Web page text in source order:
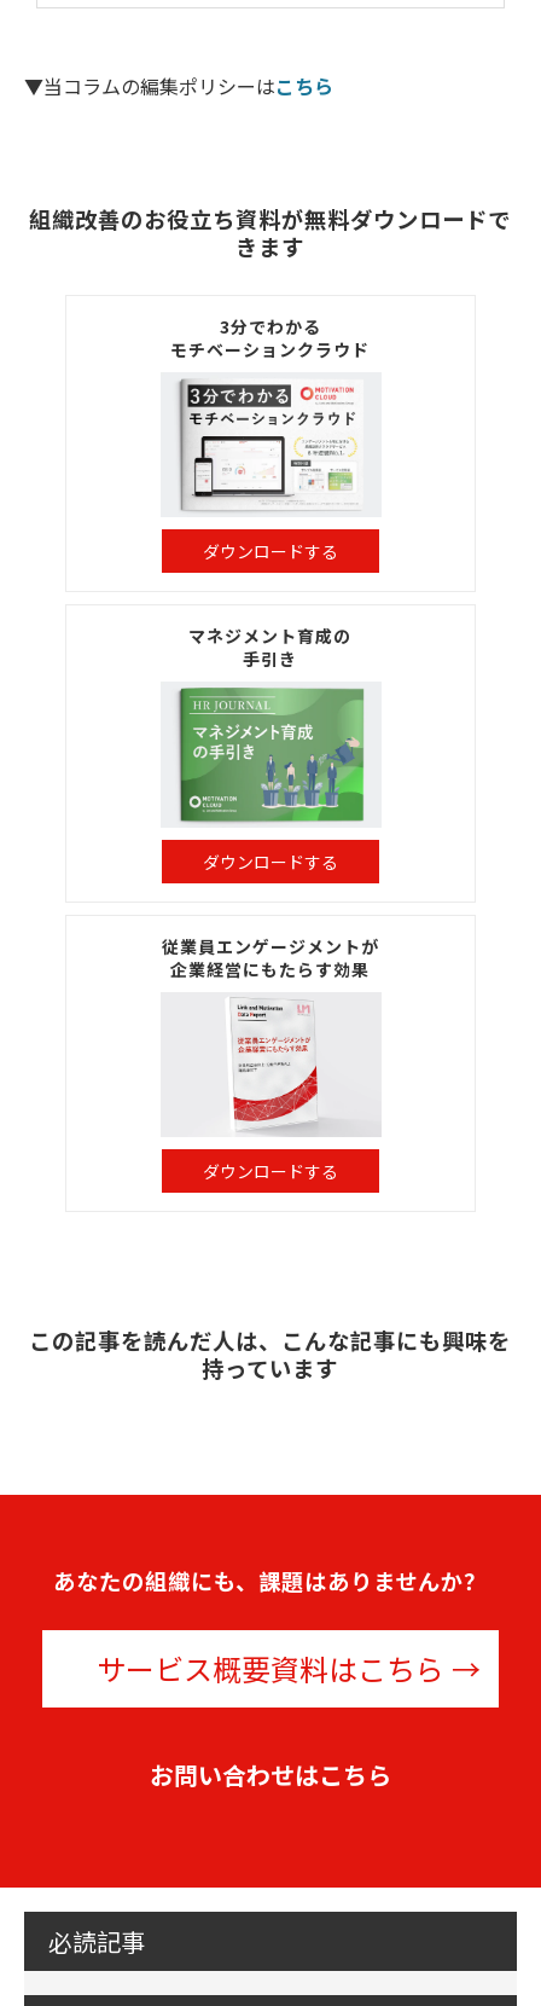
▼当コラムの編集ポリシーはこちら
組織改善のお役立ち資料が無料ダウンロードで
きます
3分でわかる
モチベーションクラウド
ダウンロードする
マネジメント育成の
手引き
ダウンロードする
従業員エンゲージメントが
企業経営にもたらす効果
ダウンロードする
この記事を読んだ人は、こんな記事にも興味を
持っています
あなたの組織にも、課題はありませんか？
サービス概要資料はこちら
お問い合わせはこちら
必読記事